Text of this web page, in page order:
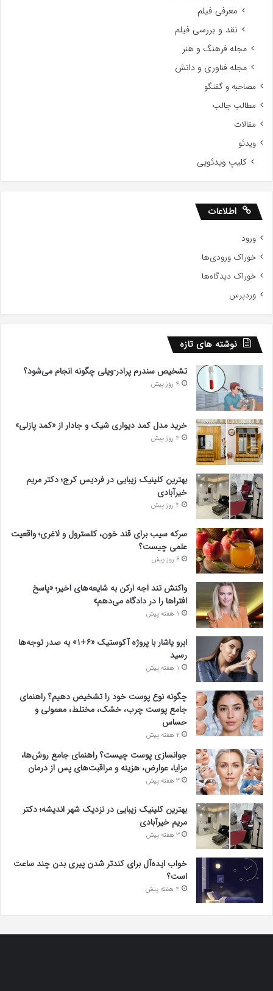
معرفی فیلم
نقد و بررسی فیلم
مجله فرهنگ و هنر
مجله فناوری و دانش
مصاحبه و گفتگو
مطالب جالب
مقالات
ویدئو
کلیپ ویدئویی
اطلاعات
ورود
خوراک ورودی‌ها
خوراک دیدگاه‌ها
وردپرس
نوشته های تازه
تشخیص سندرم پرادر-ویلی چگونه انجام می‌شود؟
4 روز پیش
خرید مدل کمد دیواری شیک و جادار از «کمد پازلی»
4 روز پیش
بهترین کلینیک زیبایی در فردیس کرج؛ دکتر مریم
خیرآبادی
4 روز پیش
سرکه سیب برای قند خون، کلسترول و لاغری؛ واقعیت
علمی چیست؟
6 روز پیش
واکنش تند اجه ارکن به شایعه‌های اخیر؛ «پاسخ
افتراها را در دادگاه می‌دهم»
1 هفته پیش
ابرو یاشار با پروژه آکوستیک «۶+۱» به صدر توجه‌ها
رسید
1 هفته پیش
چگونه نوع پوست خود را تشخیص دهیم؟ راهنمای
جامع پوست چرب، خشک، مختلط، معمولی و
حساس
2 هفته پیش
جوانسازی پوست چیست؟ راهنمای جامع روش‌ها،
مزایا، عوارض، هزینه و مراقبت‌های پس از درمان
3 هفته پیش
بهترین کلینیک زیبایی در نزدیک شهر اندیشه؛ دکتر
مریم خیرآبادی
3 هفته پیش
خواب ایده‌آل برای کندتر شدن پیری بدن چند ساعت
است؟
4 هفته پیش